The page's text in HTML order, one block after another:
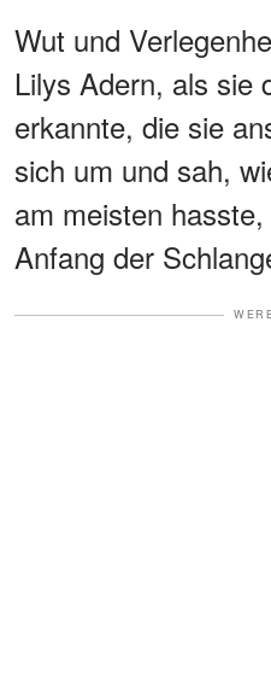
Wut und
Lilys Adern, als sie
erkannte, die sie
sich um und sah,
am meisten
Anfang der